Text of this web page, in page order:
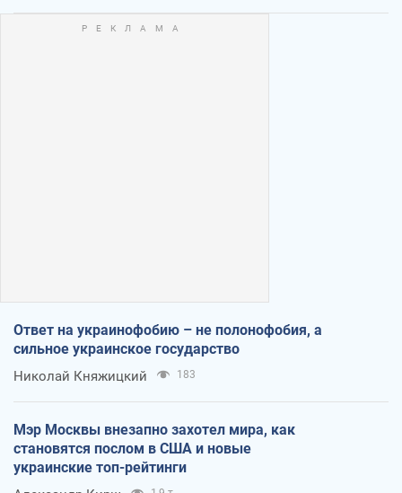
Ответ на украинофобию – не полонофобия, а
сильное украинское государство
Николай Княжицкий 183
Мэр Москвы внезапно захотел мира, как
становятся послом в США и новые
украинские топ-рейтинги